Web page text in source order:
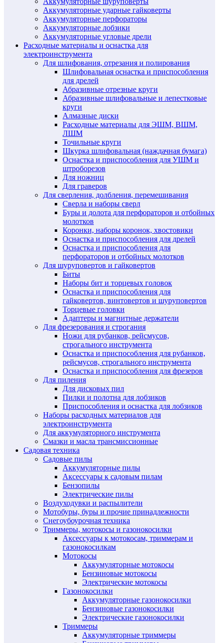
Аккумуляторные ударные гайковерты
Аккумуляторные перфораторы
Аккумуляторные лобзики
Аккумуляторные угловые дрели
Расходные материалы и оснастка для
электроинструмента
Для шлифования, отрезания и полирования
Шлифовальная оснастка и приспособления
для дрелей
Абразивные отрезные круги
Абразивные шлифовальные и лепестковые
круги
Алмазные диски
Расходные материалы для ЭШМ, ВШМ,
ЛШМ
Точильные круги
Шкурка шлифовальная (наждачная бумага)
Оснастка и приспособления для УШМ и
штроборезов
Для ножниц
Для граверов
Для сверления, долбления, перемешивания
Сверла и наборы сверл
Буры и долота для перфораторов и отбойных
молотков
Коронки, наборы коронок, хвостовики
Оснастка и приспособления для дрелей
Оснастка и приспособления для
перфораторов и отбойных молотков
Для шуруповертов и гайковертов
Биты
Наборы бит и торцевых головок
Оснастка и приспособления для
гайковертов, винтовертов и шуруповертов
Торцевые головки
Адаптеры и магнитные держатели
Для фрезерования и строгания
Ножи для рубанков, рейсмусов,
строгального инструмента
Оснастка и приспособления для рубанков,
рейсмусов, строгального инструмента
Оснастка и приспособления для фрезеров
Для пиления
Для дисковых пил
Пилки и полотна для лобзиков
Приспособления и оснастка для лобзиков
Наборы расходных материалов для
электроинструмента
Для аккумуляторного инструмента
Смазки и масла трансмиссионные
Садовая техника
Садовые пилы
Аккумуляторные пилы
Аксессуары к садовым пилам
Бензопилы
Электрические пилы
Воздуходувки и распылители
Мотобуры, буры и прочие принадлежности
Снегоубоурочная техника
Триммеры, мотокосы и газонокосилки
Аксессуары к мотокосам, триммерам и
газонокосилкам
Мотокосы
Аккумуляторные мотокосы
Бензиновые мотокосы
Электрические мотокосы
Газонокосилки
Аккумуляторные газонокосилки
Бензиновые газонокосилки
Электрические газонокосилки
Триммеры
Аккумуляторные триммеры